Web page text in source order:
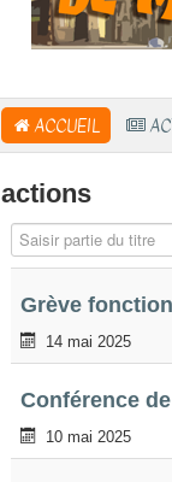
ACCUEIL
actions
Saisir partie du titre
Grève
14 mai 2025
Conférence
10 mai 2025